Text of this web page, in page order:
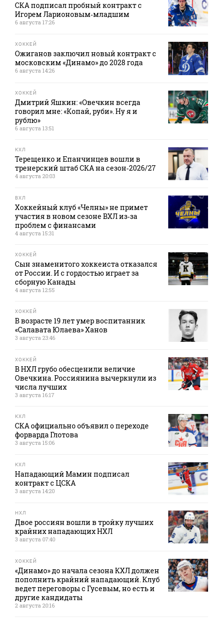
СКА подписал пробный контракт с
Игорем Ларионовым‑младшим
6 августа 17:26
ХОККЕЙ
Ожиганов заключил новый контракт с
московским «Динамо» до 2028 года
6 августа 14:26
ХОККЕЙ
Дмитрий Яшкин: «Овечкин всегда
говорил мне: «Копай, руби». Ну я и
рублю»
6 августа 13:51
КХЛ
Терещенко и Епанчинцев вошли в
тренерский штаб СКА на сезон‑2026/27
4 августа 20:03
ВХЛ
Хоккейный клуб «Челны» не примет
участия в новом сезоне ВХЛ из‑за
проблем с финансами
4 августа 15:31
ХОККЕЙ
Сын знаменитого хоккеиста отказался
от России. И с гордостью играет за
сборную Канады
4 августа 12:55
ХОККЕЙ
В возрасте 19 лет умер воспитанник
«Салавата Юлаева» Ханов
3 августа 23:46
ХОККЕЙ
В НХЛ грубо обесценили величие
Овечкина. Россиянина вычеркнули из
числа лучших
3 августа 16:17
КХЛ
СКА официально объявил о переходе
форварда Глотова
3 августа 15:06
КХЛ
Нападающий Мамин подписал
контракт с ЦСКА
3 августа 14:20
НХЛ
Двое россиян вошли в тройку лучших
крайних нападающих НХЛ
3 августа 07:40
ХОККЕЙ
«Динамо» до начала сезона КХЛ должен
пополнить крайний нападающий. Клуб
ведет переговоры с Гусевым, но есть и
другие кандидаты
2 августа 20:16